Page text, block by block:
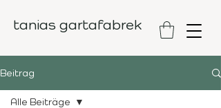
tanias gartafabrek
Beitrag
Alle Beiträge